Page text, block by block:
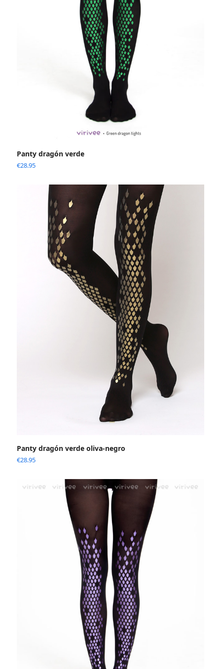
Panty dragón verde
€28.95
Panty dragón verde oliva-negro
€28.95